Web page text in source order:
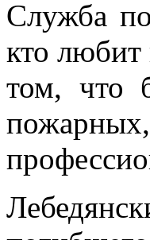
Служба
кто любит
том, что